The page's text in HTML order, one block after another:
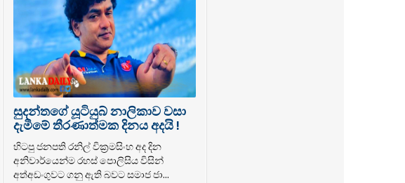
සුදන්තගේ යූටියුබ් නාලිකාව වසා
දැමීමේ තීරණාත්මක දිනය අදයි !
හිටපු ජනපති රනිල් වික්‍රමසිංහ අද දින
අනිවාර්යෙන්ම රහස් පොලිසිය විසින්
අත්අඩංගුවට ගනු ඇති බවට සමාජ ජා...